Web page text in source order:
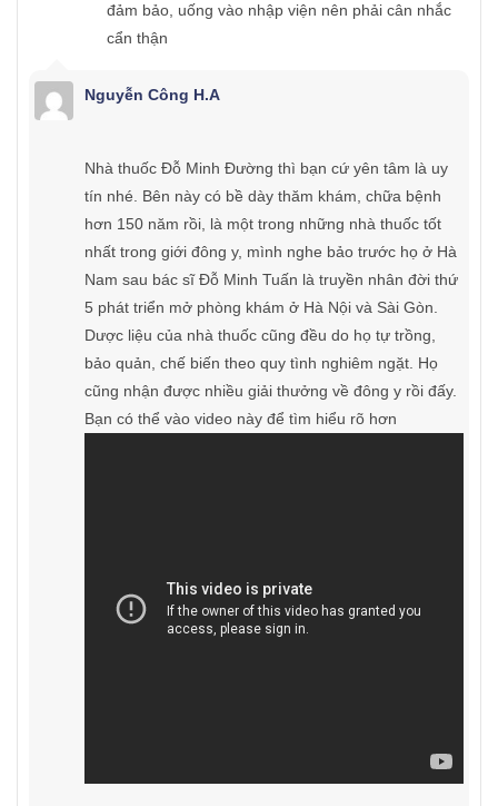
đảm bảo, uống vào nhập viện nên phải cân nhắc
cẩn thận
Nguyễn Công H.A
Nhà thuốc Đỗ Minh Đường thì bạn cứ yên tâm là uy
tín nhé. Bên này có bề dày thăm khám, chữa bệnh
hơn 150 năm rồi, là một trong những nhà thuốc tốt
nhất trong giới đông y, mình nghe bảo trước họ ở Hà
Nam sau bác sĩ Đỗ Minh Tuấn là truyền nhân đời thứ
5 phát triển mở phòng khám ở Hà Nội và Sài Gòn.
Dược liệu của nhà thuốc cũng đều do họ tự trồng,
bảo quản, chế biến theo quy tình nghiêm ngặt. Họ
cũng nhận được nhiều giải thưởng về đông y rồi đấy.
Bạn có thể vào video này để tìm hiểu rõ hơn